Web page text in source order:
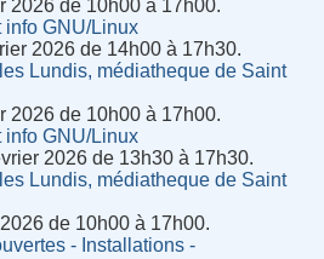
2026 de 10h00 à 17h00.
info GNU/Linux
2026 de 14h00 à 17h30.
Lundis, médiatheque de Saint
2026 de 10h00 à 17h00.
info GNU/Linux
2026 de 13h30 à 17h30.
Lundis, médiatheque de Saint
de 10h00 à 17h00.
- Installations -